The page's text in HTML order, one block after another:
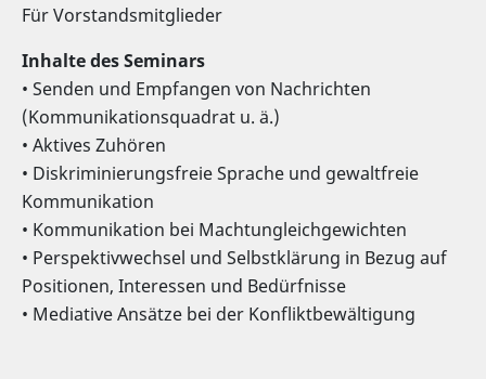
Für Vorstandsmitglieder
Inhalte des Seminars
• Senden und Empfangen von Nachrichten
(Kommunikationsquadrat u. ä.)
• Aktives Zuhören
• Diskriminierungsfreie Sprache und gewaltfreie
Kommunikation
• Kommunikation bei Machtungleichgewichten
• Perspektivwechsel und Selbstklärung in Bezug auf
Positionen, Interessen und Bedürfnisse
• Mediative Ansätze bei der Konfliktbewältigung